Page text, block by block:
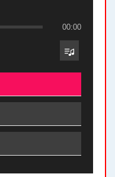
00:00
El Bucle News en Radio Gráfica. Bloque 2 . 28.04.24 - Jorge Gres
El Bucle News en Radio Gráfica. Bloque 1 . 28.04.24 - Jorge Gres
El Bucle News en Radio Gráfica. Bloque 2 . 21.04.24 - Jorge Gres